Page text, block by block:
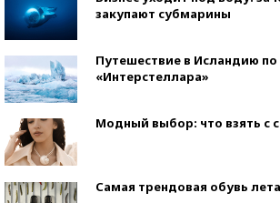
закупают субмарины
Путешествие в Исландию
«Интерстеллара»
Модный выбор: что взять с
Самая трендовая обувь лета